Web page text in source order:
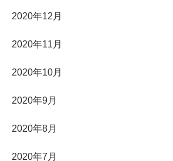
2020年12月
2020年11月
2020年10月
2020年9月
2020年8月
2020年7月